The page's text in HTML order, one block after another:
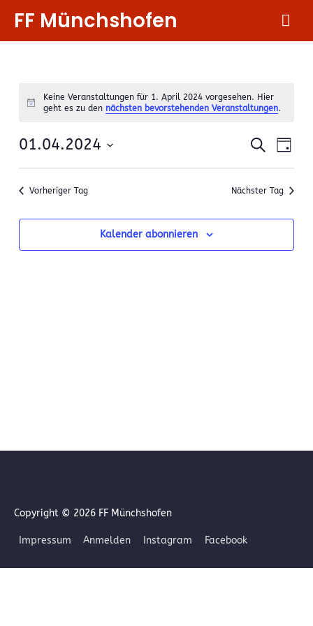
Inhalt
springen
FF Münchshofen
Notice
Keine Veranstaltungen für 1. April 2024 vorgesehen. Hier
geht es zu den nächsten bevorstehenden Veranstaltungen.
Suche
und
Suche
Day
01.04.2024
Vorheriger Tag Nächster Tag
Kalender abonnieren
Copyright © 2026 FF Münchshofen
Impressum Anmelden Instagram Facebook